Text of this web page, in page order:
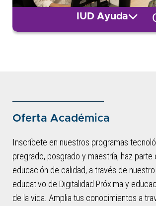
IUD Ayuda
Oferta Académica
Inscríbete en nuestros programas
pregrado, posgrado y maestría, haz parte
educación de calidad, a través de
educativo de Digitalidad Próxima y
de la vida. Amplia tus conocimientos a